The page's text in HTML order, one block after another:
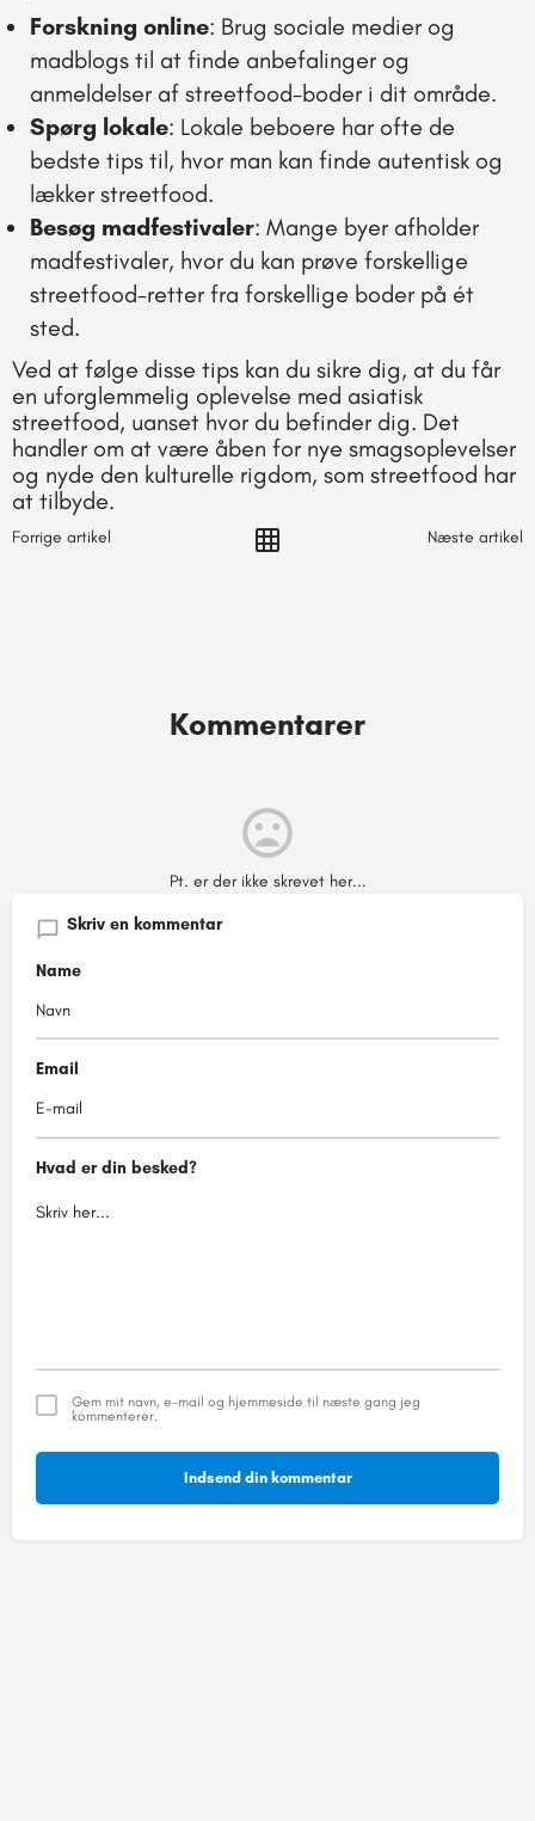
Forskning online: Brug sociale medier og
madblogs til at finde anbefalinger og
anmeldelser af streetfood-boder i dit område.
Spørg lokale: Lokale beboere har ofte de
bedste tips til, hvor man kan finde autentisk og
lækker streetfood.
Besøg madfestivaler: Mange byer afholder
madfestivaler, hvor du kan prøve forskellige
streetfood-retter fra forskellige boder på ét
sted.
Ved at følge disse tips kan du sikre dig, at du får
en uforglemmelig oplevelse med asiatisk
streetfood, uanset hvor du befinder dig. Det
handler om at være åben for nye smagsoplevelser
og nyde den kulturelle rigdom, som streetfood har
at tilbyde.
Forrige artikel Næste artikel
Kommentarer
Pt. er der ikke skrevet her...
Skriv en kommentar
Name
Email
Hvad er din besked?
Gem mit navn, e-mail og hjemmeside til næste gang jeg
kommenterer.
Indsend din kommentar